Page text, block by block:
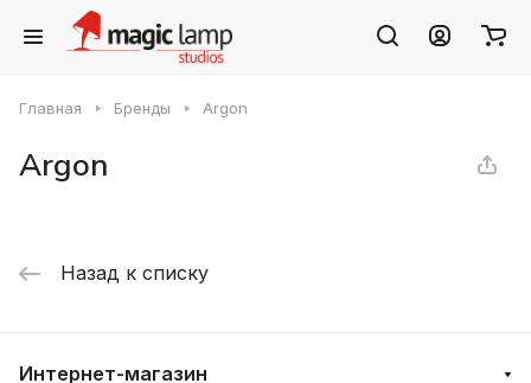
Главная Бренды Argon
Argon
Назад к списку
Интернет-магазин